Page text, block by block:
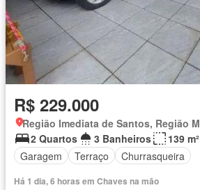
R$ 229.000
2 Quartos
3 Banheiros
139 m²
Garagem
Terraço Churrasqueira
Há 1 dia, 6 horas em Chaves na mão